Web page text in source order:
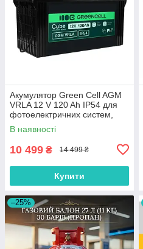
Акумулятор Green Cell AGM
VRLA 12 V 120 Ah IP54 для
фотоелектричних систем,
яхт, човнів, сонячних панелей
В наявності
10 499 ₴ 14 499 ₴
Купити
–25%